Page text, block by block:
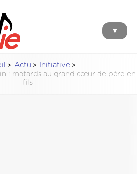
▼
Actu
Initiative
: motards au grand cœur de père en
fils